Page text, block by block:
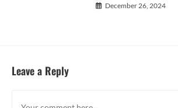
December 26, 2024
Leave a Reply